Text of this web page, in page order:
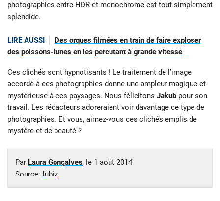
photographies entre HDR et monochrome est tout simplement
splendide.
LIRE AUSSI
Des orques filmées en train de faire exploser
des poissons-lunes en les percutant à grande vitesse
Ces clichés sont hypnotisants ! Le traitement de l’image
accordé à ces photographies donne une ampleur magique et
mystérieuse à ces paysages. Nous félicitons Jakub pour son
travail. Les rédacteurs adoreraient voir davantage ce type de
photographies. Et vous, aimez-vous ces clichés emplis de
mystère et de beauté ?
Par Laura Gonçalves, le 1 août 2014
Source: fubiz